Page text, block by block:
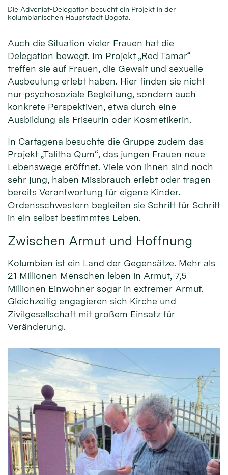
Die Adveniat-Delegation besucht ein Projekt in der
kolumbianischen Hauptstadt Bogota.
Auch die Situation vieler Frauen hat die
Delegation bewegt. Im Projekt „Red Tamar“
treffen sie auf Frauen, die Gewalt und sexuelle
Ausbeutung erlebt haben. Hier finden sie nicht
nur psychosoziale Begleitung, sondern auch
konkrete Perspektiven, etwa durch eine
Ausbildung als Friseurin oder Kosmetikerin.
In Cartagena besuchte die Gruppe zudem das
Projekt „Talitha Qum“, das jungen Frauen neue
Lebenswege eröffnet. Viele von ihnen sind noch
sehr jung, haben Missbrauch erlebt oder tragen
bereits Verantwortung für eigene Kinder.
Ordensschwestern begleiten sie Schritt für Schritt
in ein selbst bestimmtes Leben.
Zwischen Armut und Hoffnung
Kolumbien ist ein Land der Gegensätze. Mehr als
21 Millionen Menschen leben in Armut, 7,5
Millionen Einwohner sogar in extremer Armut.
Gleichzeitig engagieren sich Kirche und
Zivilgesellschaft mit großem Einsatz für
Veränderung.